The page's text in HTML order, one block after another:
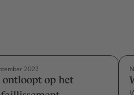
2023
ontloopt op het